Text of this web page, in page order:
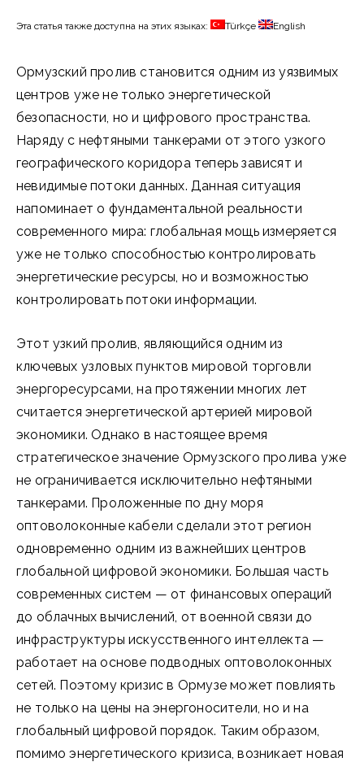
Эта статья также доступна на этих языках: Türkçe English
Ормузский пролив становится одним из уязвимых
центров уже не только энергетической
безопасности, но и цифрового пространства.
Наряду с нефтяными танкерами от этого узкого
географического коридора теперь зависят и
невидимые потоки данных. Данная ситуация
напоминает о фундаментальной реальности
современного мира: глобальная мощь измеряется
уже не только способностью контролировать
энергетические ресурсы, но и возможностью
контролировать потоки информации.
Этот узкий пролив, являющийся одним из
ключевых узловых пунктов мировой торговли
энергоресурсами, на протяжении многих лет
считается энергетической артерией мировой
экономики. Однако в настоящее время
стратегическое значение Ормузского пролива уже
не ограничивается исключительно нефтяными
танкерами. Проложенные по дну моря
оптоволоконные кабели сделали этот регион
одновременно одним из важнейших центров
глобальной цифровой экономики. Большая часть
современных систем — от финансовых операций
до облачных вычислений, от военной связи до
инфраструктуры искусственного интеллекта —
работает на основе подводных оптоволоконных
сетей. Поэтому кризис в Ормузе может повлиять
не только на цены на энергоносители, но и на
глобальный цифровой порядок. Таким образом,
помимо энергетического кризиса, возникает новая